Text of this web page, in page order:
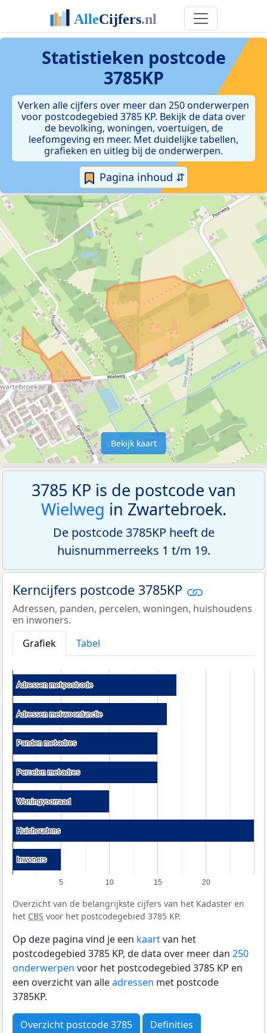
Statistieken postcode
3785KP
Verken alle cijfers over meer dan 250 onderwerpen
voor postcodegebied 3785 KP. Bekijk de data over
de bevolking, woningen, voertuigen, de
leefomgeving en meer. Met duidelijke tabellen,
grafieken en uitleg bij de onderwerpen.
Pagina inhoud ⇵
Bekijk kaart
3785 KP is de postcode van
Wielweg in Zwartebroek.
De postcode 3785KP heeft de
huisnummerreeks 1 t/m 19.
Kerncijfers postcode 3785KP
Adressen, panden, percelen, woningen, huishoudens
en inwoners.
Grafiek
Tabel
5 10 15 20
Adressen met postcode
Adressen met postcode
Adressen met woonfunctie
Adressen met woonfunctie
Panden met adres
Panden met adres
Percelen met adres
Percelen met adres
Woningvoorraad
Woningvoorraad
Huishoudens
Huishoudens
Inwoners
Inwoners
Overzicht van de belangrijkste cijfers van het Kadaster en
het CBS voor het postcodegebied 3785 KP.
Op deze pagina vind je een kaartvan het
postcodegebied 3785 KP, de data over meer dan 250
onderwerpen voor het postcodegebied 3785 KP en
een overzicht van alleadressen met postcode
3785KP.
Overzicht postcode 3785 Definities